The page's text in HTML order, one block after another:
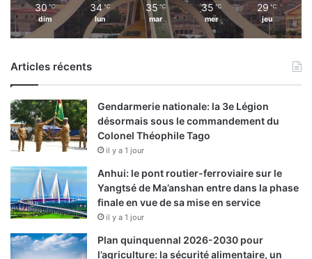
30 ℃
dim
34 ℃
lun
35 ℃
mar
35 ℃
mer
29 ℃
jeu
Articles récents
Gendarmerie nationale: la 3e Légion
désormais sous le commandement du
Colonel Théophile Tago
il y a 1 jour
Anhui: le pont routier-ferroviaire sur le
Yangtsé de Ma’anshan entre dans la phase
finale en vue de sa mise en service
il y a 1 jour
Plan quinquennal 2026-2030 pour
l’agriculture: la sécurité alimentaire, un